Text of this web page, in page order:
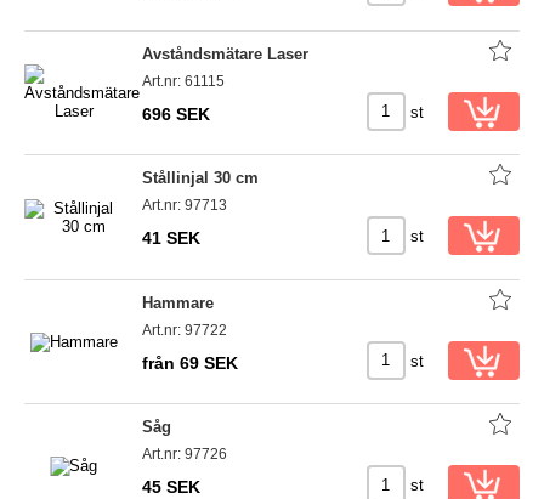
Avståndsmätare Laser
Art.nr: 61115
696 SEK st
Stållinjal 30 cm
Art.nr: 97713
41 SEK st
Hammare
Art.nr: 97722
från 69 SEK st
Såg
Art.nr: 97726
45 SEK st